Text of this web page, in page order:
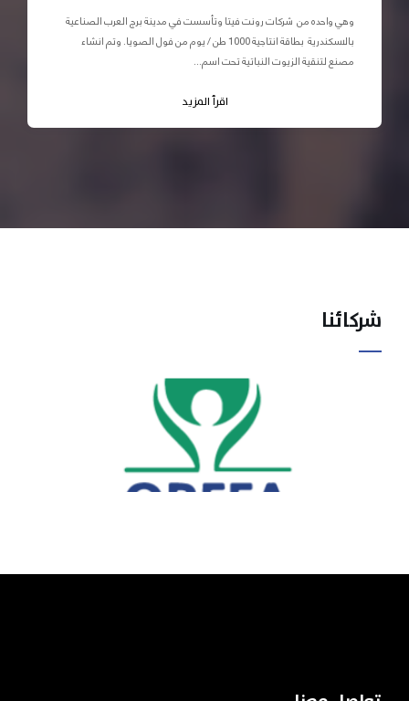
وهي واحده من شركات رونت فيتا وتأسست في مدينة برج العرب الصناعية
بالاسكندرية بطاقة انتاجية 1000 طن / يوم من فول الصويا. وتم انشاء
مصنع لتنقية الزيوت النباتية تحت اسم...
اقرأ المزيد
شركائنا